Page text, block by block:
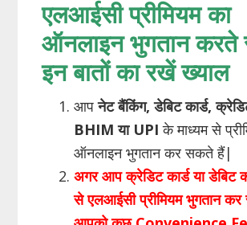
एलआईसी प्रीमियम का
ऑनलाइन भुगतान
इन बातों का रखें ख्याल
आपनेट बैंकिंग, डेबिट कार्ड,
BHIM या UPI के माध्यम से
ऑनलाइन भुगतान कर सकते हैं|
अगर आप क्रेडिट कार्ड या डेबिट
से एलआईसी प्रीमियम भुगतान कर